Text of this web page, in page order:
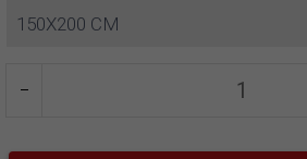
150X200 CM